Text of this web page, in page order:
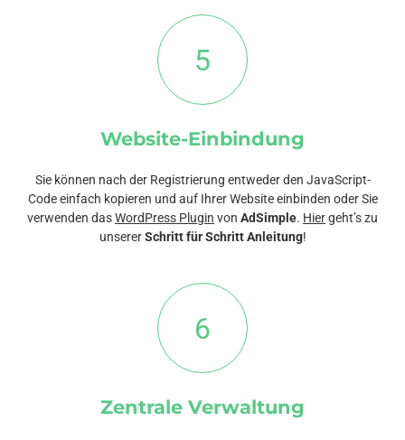
5
Website-Einbindung
Sie können nach der Registrierung entweder den JavaScript-
Code einfach kopieren und auf Ihrer Website einbinden oder Sie
verwenden dasWordPress Plugin von AdSimple. Hiergeht’s zu
unsererSchritt für Schritt Anleitung!
6
Zentrale Verwaltung